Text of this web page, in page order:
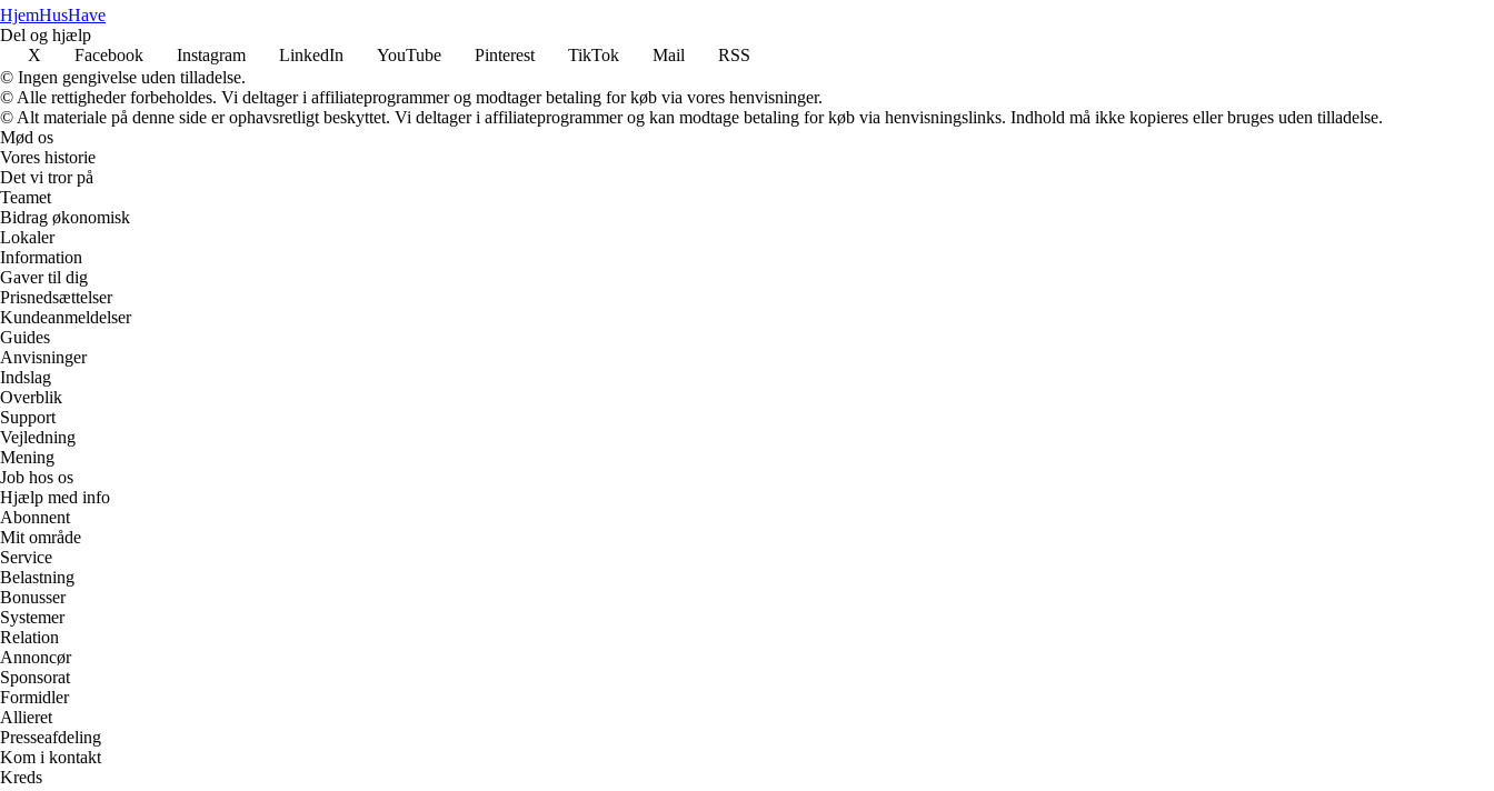
HjemHusHave
Del og hjælp
X
Facebook Instagram LinkedIn YouTube Pinterest TikTok Mail
RSS
© Ingen gengivelse uden tilladelse.
© Alle rettigheder forbeholdes. Vi deltager i affiliateprogrammer og modtager betaling for køb via vores henvisninger.
© Alt materiale på denne side er ophavsretligt beskyttet. Vi deltager i affiliateprogrammer og kan modtage betaling for køb via henvisningslinks. Indhold må ikke kopieres eller bruges uden tilladelse.
Mød os
Vores historie
Det vi tror på
Teamet
Bidrag økonomisk
Lokaler
Information
Gaver til dig
Prisnedsættelser
Kundeanmeldelser
Guides
Anvisninger
Indslag
Overblik
Support
Vejledning
Mening
Job hos os
Hjælp med info
Abonnent
Mit område
Service
Belastning
Bonusser
Systemer
Relation
Annoncør
Sponsorat
Formidler
Allieret
Presseafdeling
Kom i kontakt
Kreds